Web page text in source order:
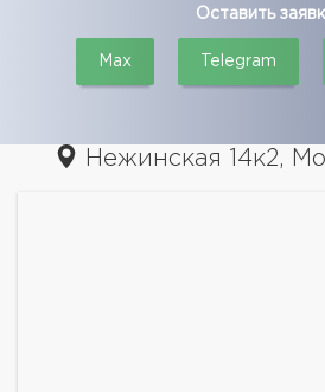
Оставить
Max Telegram
Нежинская 14к2,